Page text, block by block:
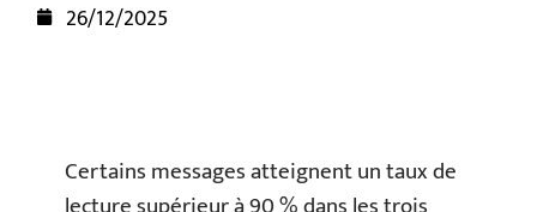
26/12/2025
Certains messages atteignent un taux de